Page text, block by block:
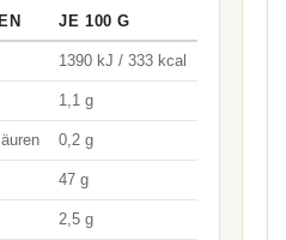
JE 100 G
1390 kJ / 333 kcal
1,1 g
0,2 g
47 g
2,5 g